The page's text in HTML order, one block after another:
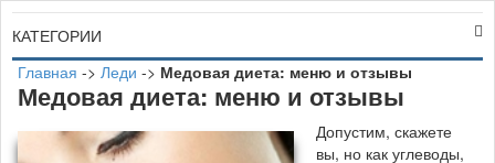
КАТЕГОРИИ
Главная -> Леди -> Медовая диета: меню и отзывы
Медовая диета: меню и отзывы
Допустим, скажете
вы, но как углеводы,